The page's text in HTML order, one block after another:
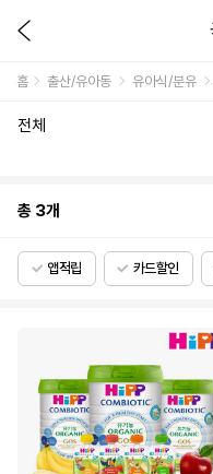
홈 출산/유아동 유아식/분유
전체
총 3개
앱적립 카드할인